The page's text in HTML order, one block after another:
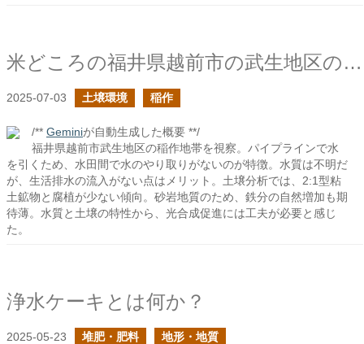
米どころの福井県越前市の武生地区の稲作
2025-07-03 土壌環境 稲作
/** Geminiが自動生成した概要 **/
福井県越前市武生地区の稲作地帯を視察。パイプラインで水
を引くため、水田間で水のやり取りがないのが特徴。水質は不明だ
が、生活排水の流入がない点はメリット。土壌分析では、2:1型粘
土鉱物と腐植が少ない傾向。砂岩地質のため、鉄分の自然増加も期
待薄。水質と土壌の特性から、光合成促進には工夫が必要と感じ
た。
浄水ケーキとは何か？
2025-05-23 堆肥・肥料 地形・地質